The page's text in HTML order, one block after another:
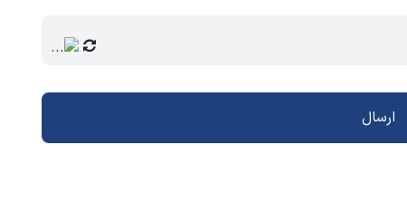
ارسال